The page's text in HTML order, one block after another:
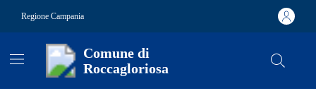
Regione Campania
Comune di
Roccagloriosa